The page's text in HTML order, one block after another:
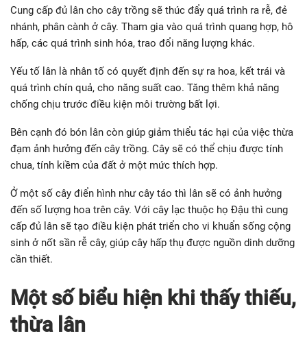
Nếu cần bổ sung cho cây thì nên phối hợp lân nung chảy hoặc
vôi để làm dịu tính chua của đất. Không nắm được tính chất
này sẽ gặp phải nhiều rủi ro nếu không may bón quá nhiều trên
và môi trường xung quanh. Supephotphat có tính dễ tan nên có
thể bón thúc cho cây, kết hợp với phân chuồng ủ hayphân trùn
quếgiúp mang lại hiệu quả cao hơn.
Vai trò của phân lân
nhánh, phân cành ở cây. Tham gia vào quá trình quang hợp, hô
hấp, các quá trình sinh hóa, trao đổi năng lượng khác.
Yếu tố lân là nhân tố có quyết định đến sự ra hoa, kết trái và
quá trình chín quả, cho năng suất cao. Tăng thêm khả năng
Bên cạnh đó bón lân còn giúp giảm thiểu tác hại của việc thừa
đạm ảnh hưởng đến cây trồng. Cây sẽ có thể chịu được tính